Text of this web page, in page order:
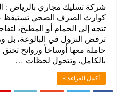
شركة تسليك مجاري بالرياض :
كوارث الصرف الصحي تستيقظ
تتجه إلى الحمام أو المطبخ،
ترفض النزول في البالوعة، بل
حاملة معها أوساخاً وروائح
بالكامل، وتتحول لحظات …
أكمل القراءة »